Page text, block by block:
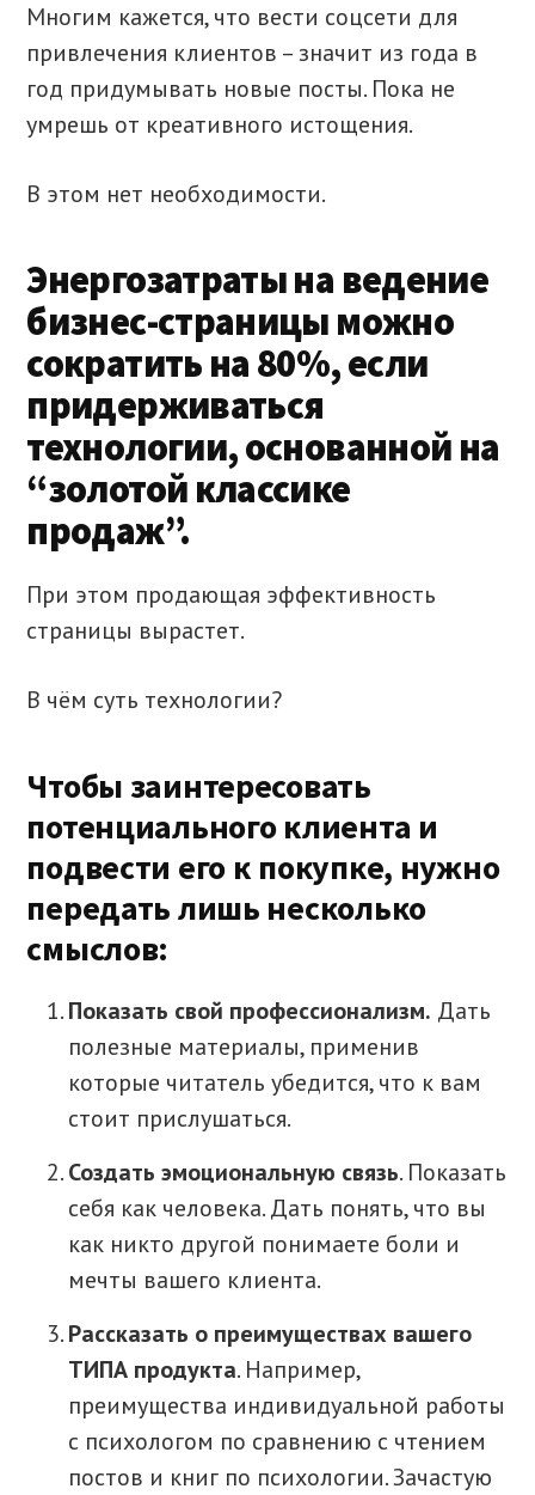
Многим кажется, что вести соцсети для
привлечения клиентов – значит из года в
год придумывать новые посты. Пока не
умрешь от креативного истощения.
В этом нет необходимости.
Энергозатраты на ведение
бизнес-страницы можно
сократить на 80%, если
придерживаться
технологии, основанной на
“золотой классике
продаж”.
При этом продающая эффективность
страницы вырастет.
В чём суть технологии?
Чтобы заинтересовать
потенциального клиента и
подвести его к покупке, нужно
передать лишь несколько
смыслов:
Показать свой профессионализм. Дать
полезные материалы, применив
которые читатель убедится, что к вам
стоит прислушаться.
Создать эмоциональную связь. Показать
себя как человека. Дать понять, что вы
как никто другой понимаете боли и
мечты вашего клиента.
Рассказать о преимуществах вашего
ТИПА продукта. Например,
преимущества индивидуальной работы
с психологом по сравнению с чтением
постов и книг по психологии. Зачастую